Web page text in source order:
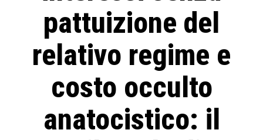
pattuizione del
relativo regime e
costo occulto
anatocistico: il